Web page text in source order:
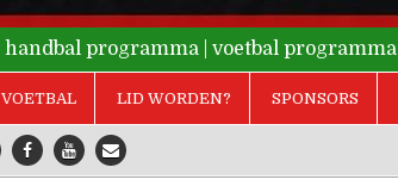
handbal programma voetbal programma
VOETBAL LID WORDEN? SPONSORS